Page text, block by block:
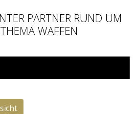
PARTNER RUND UM
WAFFEN